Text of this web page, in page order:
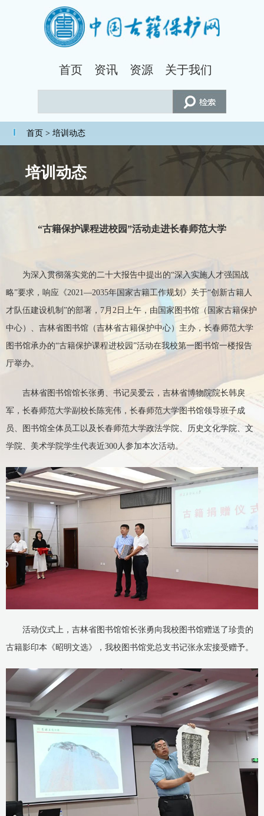
首页 资讯 资源 关于我们
首页 > 培训动态
培训动态
“古籍保护课程进校园”活动走进长春师范大学
为深入贯彻落实党的二十大报告中提出的“深入实施人才强国战
略”要求，响应《2021—2035年国家古籍工作规划》关于“创新古籍人
才队伍建设机制”的部署，7月2日上午，由国家图书馆（国家古籍保护
中心）、吉林省图书馆（吉林省古籍保护中心）主办，长春师范大学
图书馆承办的“古籍保护课程进校园”活动在我校第一图书馆一楼报告
厅举办。
吉林省图书馆馆长张勇、书记吴爱云，吉林省博物院院长韩戾
军，长春师范大学副校长陈宪伟，长春师范大学图书馆领导班子成
员、图书馆全体员工以及长春师范大学政法学院、历史文化学院、文
学院、美术学院学生代表近300人参加本次活动。
活动仪式上，吉林省图书馆馆长张勇向我校图书馆赠送了珍贵的
古籍影印本《昭明文选》，我校图书馆党总支书记张永宏接受赠予。